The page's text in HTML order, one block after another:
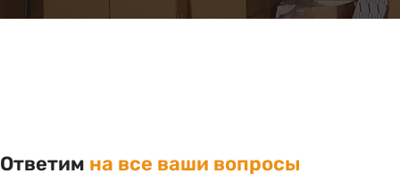
Ответим на все ваши вопросы